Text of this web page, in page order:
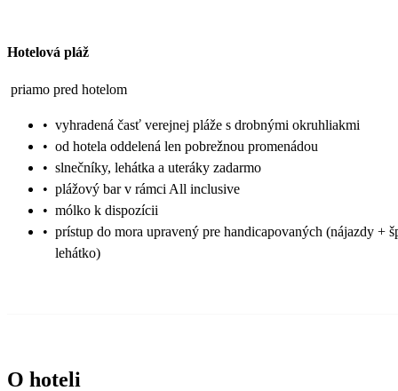
Hotelová pláž
priamo pred hotelom
• vyhradená časť verejnej pláže s drobnými okruhliakmi
• od hotela oddelená len pobrežnou promenádou
• slnečníky, lehátka a uteráky zadarmo
• plážový bar v rámci All inclusive
• mólko k dispozícii
• prístup do mora upravený pre handicapovaných (nájazdy +
lehátko)
O hoteli